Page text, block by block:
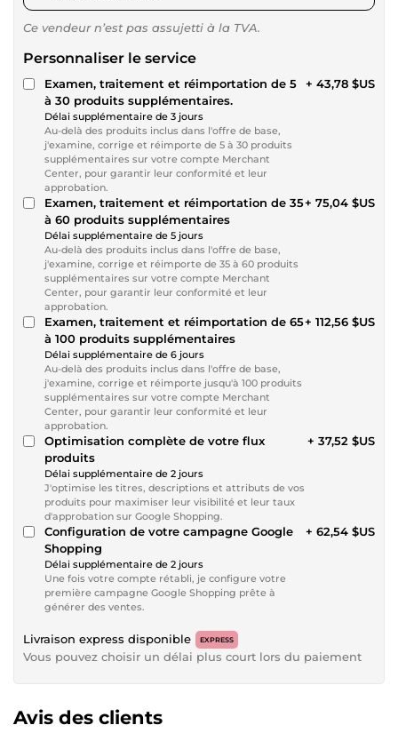
Ce vendeur n’est pas assujetti à la TVA.
Personnaliser le service
Examen, traitement et réimportation de 5
à 30 produits supplémentaires.
Délai supplémentaire de 3 jours
Au-delà des produits inclus dans l'offre de base,
j'examine, corrige et réimporte de 5 à 30 produits
supplémentaires sur votre compte Merchant
Center, pour garantir leur conformité et leur
approbation.
+ 43,78 $US
Examen, traitement et réimportation de 35
à 60 produits supplémentaires
Délai supplémentaire de 5 jours
Au-delà des produits inclus dans l'offre de base,
j'examine, corrige et réimporte de 35 à 60 produits
supplémentaires sur votre compte Merchant
Center, pour garantir leur conformité et leur
approbation.
+ 75,04 $US
Examen, traitement et réimportation de 65
à 100 produits supplémentaires
Délai supplémentaire de 6 jours
Au-delà des produits inclus dans l'offre de base,
j'examine, corrige et réimporte jusqu'à 100 produits
supplémentaires sur votre compte Merchant
Center, pour garantir leur conformité et leur
approbation.
+ 112,56 $US
Optimisation complète de votre flux
produits
Délai supplémentaire de 2 jours
J'optimise les titres, descriptions et attributs de vos
produits pour maximiser leur visibilité et leur taux
d'approbation sur Google Shopping.
+ 37,52 $US
Configuration de votre campagne Google
Shopping
Délai supplémentaire de 2 jours
Une fois votre compte rétabli, je configure votre
première campagne Google Shopping prête à
générer des ventes.
+ 62,54 $US
Livraison express disponible EXPRESS
Vous pouvez choisir un délai plus court lors du paiement
Avis des clients